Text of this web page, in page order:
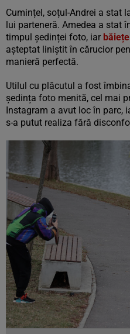
Cumințel, soțul-Andrei a stat
lui parteneră. Amedea a stat
timpul ședinței foto, iar
așteptat liniștit în cărucior
manieră perfectă.
Utilul cu plăcutul a fost
ședința foto menită, cel mai
Instagram a avut loc în parc,
s-a putut realiza fără